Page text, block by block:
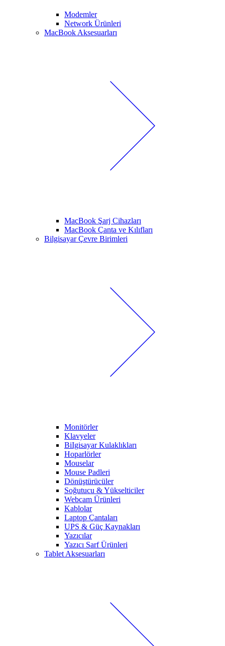
Modemler
Network Ürünleri
MacBook Aksesuarları
MacBook Şarj Cihazları
MacBook Çanta ve Kılıfları
Bilgisayar Çevre Birimleri
Monitörler
Klavyeler
BiIgisayar Kulaklıkları
Hoparlörler
Mouselar
Mouse Padleri
Dönüştürücüler
Soğutucu & Yükselticiler
Webcam Ürünleri
Kablolar
Laptop Çantaları
UPS & Güç Kaynakları
Yazıcılar
Yazıcı Sarf Ürünleri
Tablet Aksesuarları